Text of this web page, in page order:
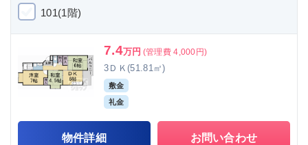
101(1階)
7.4万円 (管理費 4,000円)
3ＤＫ(51.81㎡)
敷金
礼金
物件詳細 お問い合わせ